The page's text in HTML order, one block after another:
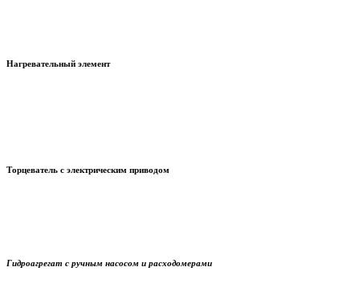
Нагревательный элемент
Торцеватель с электрическим приводом
Гидроагрегат с ручным насосом и расходомерами